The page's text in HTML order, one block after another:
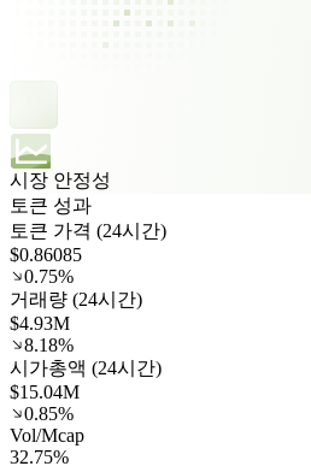
시장 안정성
토큰 성과
토큰 가격 (24시간)
$0.86085
0.75%
거래량 (24시간)
$4.93M
8.18%
시가총액 (24시간)
$15.04M
0.85%
Vol/Mcap
32.75%